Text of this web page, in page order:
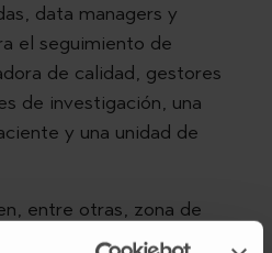
data managers y
el seguimiento de
de calidad, gestores
de investigación, una
y una unidad de
entre otras, zona de
para la manipulación